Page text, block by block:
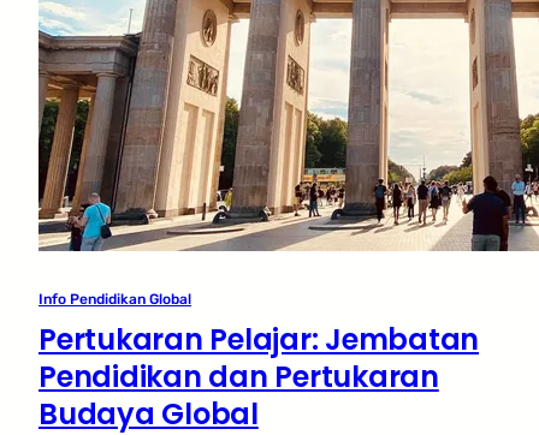
Info Pendidikan Global
Pertukaran Pelajar: Jembatan
Pendidikan dan Pertukaran
Budaya Global